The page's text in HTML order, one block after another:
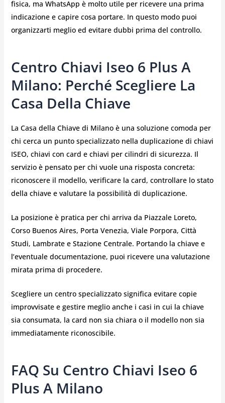
fisica, ma WhatsApp è molto utile per ricevere una prima
indicazione e capire cosa portare. In questo modo puoi
organizzarti meglio ed evitare dubbi prima del controllo.
Centro Chiavi Iseo 6 Plus A
Milano: Perché Scegliere La
Casa Della Chiave
La Casa della Chiave di Milano è una soluzione comoda per
chi cerca un punto specializzato nella duplicazione di chiavi
ISEO, chiavi con card e chiavi per cilindri di sicurezza. Il
servizio è pensato per chi vuole una risposta concreta:
riconoscere il modello, verificare la card, controllare lo stato
della chiave e valutare la possibilità di duplicazione.
La posizione è pratica per chi arriva da Piazzale Loreto,
Corso Buenos Aires, Porta Venezia, Viale Porpora, Città
Studi, Lambrate e Stazione Centrale. Portando la chiave e
l’eventuale documentazione, puoi ricevere una valutazione
mirata prima di procedere.
Scegliere un centro specializzato significa evitare copie
improvvisate e gestire meglio anche i casi in cui la chiave
sia consumata, la card non sia chiara o il modello non sia
immediatamente riconoscibile.
FAQ Su Centro Chiavi Iseo 6
Plus A Milano